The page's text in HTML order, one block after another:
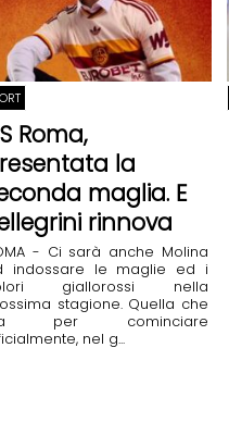
Roma,
la
maglia. E
rinnova
- Ci sarà anche Molina
indossare le maglie ed i
giallorossi nella
stagione. Quella che
per cominciare
nel g...